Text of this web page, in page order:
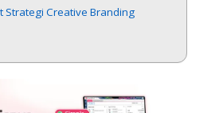
Strategi Creative Branding